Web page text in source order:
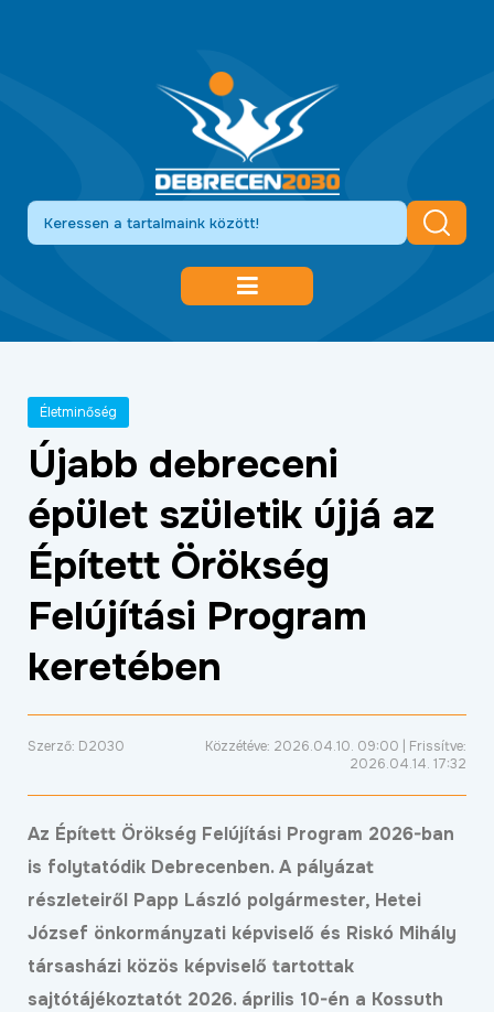
KÖZLEKEDÉSFEJLESZTÉS
KULTÚRA
ÉLETMINŐSÉG
OKTATÁS
PROJEKTEK
ÖSSZES PROJEKT
Életminőség
Újabb debreceni
épület születik újjá az
Épített Örökség
Felújítási Program
keretében
Szerző: D2030
Közzétéve: 2026.04.10. 09:00 | Frissítve:
2026.04.14. 17:32
Az Épített Örökség Felújítási Program 2026-ban
is folytatódik Debrecenben. A pályázat
részleteiről Papp László polgármester, Hetei
József önkormányzati képviselő és Riskó Mihály
társasházi közös képviselő tartottak
sajtótájékoztatót 2026. április 10-én a Kossuth